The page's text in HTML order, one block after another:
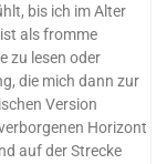
bis ich im Alter
als fromme
zu lesen oder
die mich dann zur
Version
Horizont
auf der Strecke